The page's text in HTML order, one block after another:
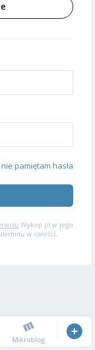
nie pamiętam hasła
Wykop.pl w jego
w całości,
Mikroblog